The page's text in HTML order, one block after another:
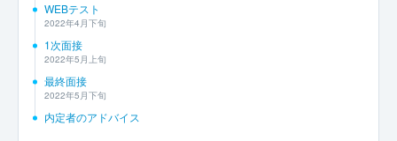
WEBテスト
2022年4月下旬
1次面接
2022年5月上旬
最終面接
2022年5月下旬
内定者のアドバイス